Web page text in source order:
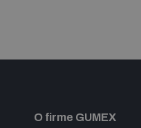
O firme GUMEX